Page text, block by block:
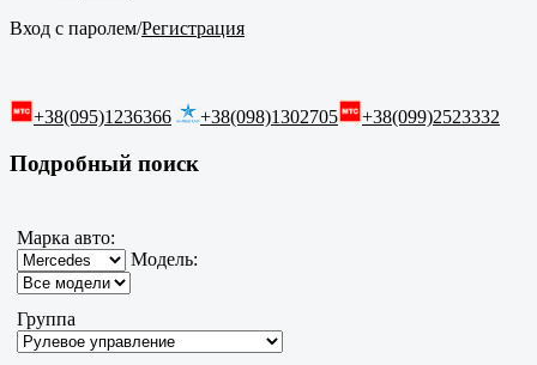
Вход с паролем/Регистрация
+38(095)1236366 +38(098)1302705 +38(099)2523332
Подробный поиск
Марка авто:
Модель:
Группа